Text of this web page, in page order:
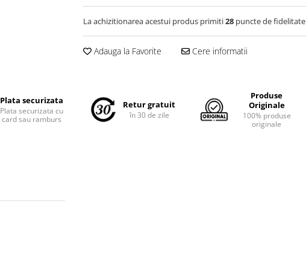
La achizitionarea acestui produs primiti28 puncte de fidelitate
Adauga la Favorite Cere informatii
Plata securizata
Plata securizata cu
card sau ramburs
Retur gratuit
în 30 de zile
Produse
Originale
100% produse
originale